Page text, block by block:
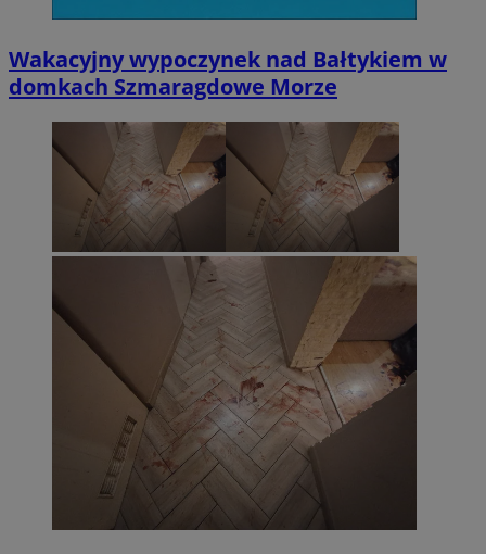
Wakacyjny wypoczynek nad Bałtykiem w
domkach Szmaragdowe Morze